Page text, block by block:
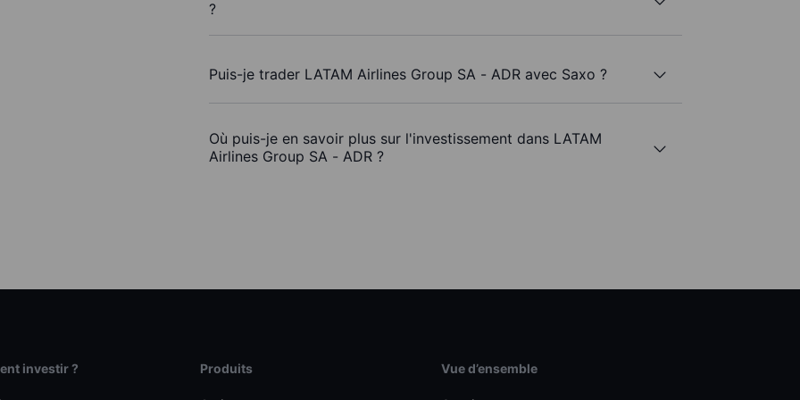
?
Puis-je trader LATAM Airlines Group SA - ADR avec Saxo ?
Où puis-je en savoir plus sur l'investissement dans LATAM
Airlines Group SA - ADR ?
investir ? Produits Vue d’ensemble